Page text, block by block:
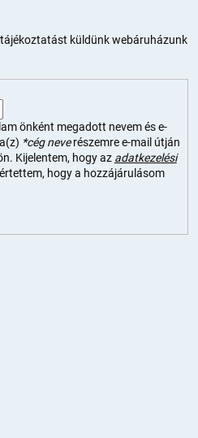
küldünk webáruházunk
önként megadott nevem és e-
*cég neverészemre e-mail útján
Kijelentem, hogy az adatkezelési
hogy a hozzájárulásom